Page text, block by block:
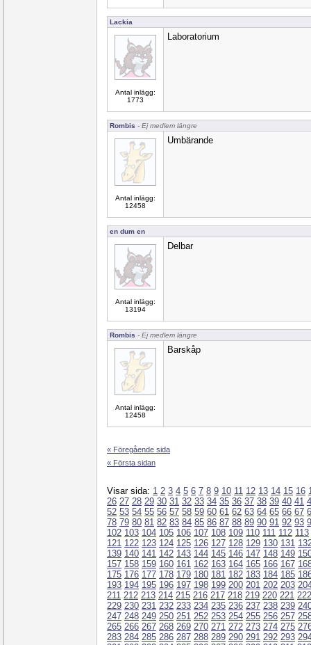
Lackia
Antal inlägg:
1773
Laboratorium
Rombis - Ej medlem längre
Antal inlägg:
12458
Umbärande
en dum en
Antal inlägg:
13194
Delbar
Rombis - Ej medlem längre
Antal inlägg:
12458
Barskåp
« Föregående sida
« Första sidan
Visar sida: 1 2 3 4 5 6 7 8 9 10 11 12 13 14 15 16
26 27 28 29 30 31 32 33 34 35 36 37 38 39 40 41
52 53 54 55 56 57 58 59 60 61 62 63 64 65 66 67
78 79 80 81 82 83 84 85 86 87 88 89 90 91 92 93
102 103 104 105 106 107 108 109 110 111 112 113
121 122 123 124 125 126 127 128 129 130 131
139 140 141 142 143 144 145 146 147 148 149
157 158 159 160 161 162 163 164 165 166 167
175 176 177 178 179 180 181 182 183 184 185
193 194 195 196 197 198 199 200 201 202 203
211 212 213 214 215 216 217 218 219 220 221 222
229 230 231 232 233 234 235 236 237 238 239
247 248 249 250 251 252 253 254 255 256 257
265 266 267 268 269 270 271 272 273 274 275
283 284 285 286 287 288 289 290 291 292 293